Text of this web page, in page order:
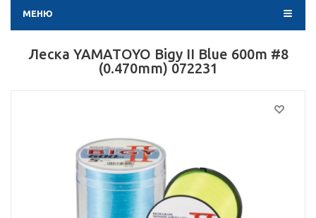
МЕНЮ
Леска YAMATOYO Bigy II Blue 600m #8
(0.470mm) 072231